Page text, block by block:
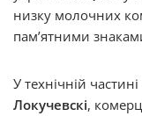
низку молочних
памʼятними
У технічній
Локучевскі,